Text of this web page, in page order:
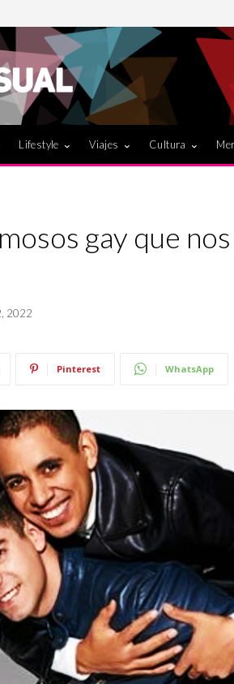
Lifestyle Viajes Cultura
gay que
2022
Pinterest WhatsApp